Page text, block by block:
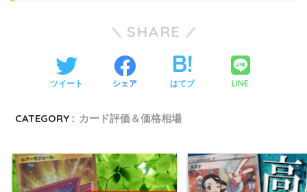
SHARE
ツイート シェア はてブ LINE
CATEGORY : カード評価＆価格相場